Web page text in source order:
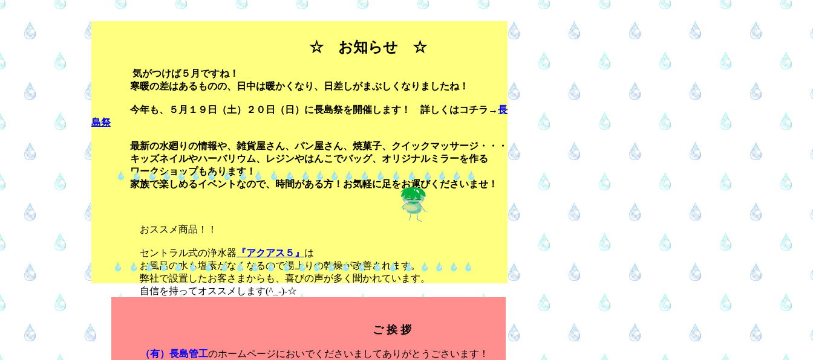
ご 挨 拶
（有）長島管工のホームページにおいでくださいましてありがとうごさいます！
☆ お知らせ ☆
気がつけば５月ですね！
寒暖の差はあるものの、日中は暖かくなり、日差しがまぶしくなりましたね！
今年も、５月１９日（土）２０日（日）に長島祭を開催します！ 詳しくはコチラ→長
島祭
最新の水廻りの情報や、雑貨屋さん、パン屋さん、焼菓子、クイックマッサージ・・・
キッズネイルやハーバリウム、レジンやはんこでバッグ、オリジナルミラーを作る
ワークショップもあります！
家族で楽しめるイベントなので、時間がある方！お気軽に足をお運びくださいませ！
おススメ商品！！
セントラル式の浄水器 『アクアス５』 は
お風呂の水も塩素がなくなるので湯上りの乾燥が改善されます。
弊社で設置したお客さまからも、喜びの声が多く聞かれています。
自信を持ってオススメします(^_-)-☆